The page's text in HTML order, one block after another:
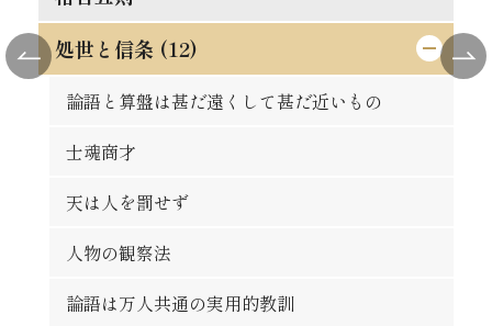
処世と信条 (12)
論語と算盤は甚だ遠くして甚だ近いもの
士魂商才
天は人を罰せず
人物の観察法
論語は万人共通の実用的教訓